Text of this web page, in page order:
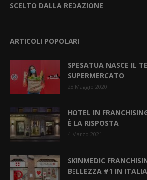
SCELTO DALLA REDAZIONE
ARTICOLI POPOLARI
SPESATUA NASCE IL
SUPERMERCATO
28 Maggio 2020
HOTEL IN
È LA RISPOSTA
4 Marzo 2021
SKINMEDIC
BELLEZZA #1 IN ITALIA